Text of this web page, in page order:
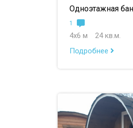
Одноэтажная
1
4х6 м
24 кв.м.
Подробнее